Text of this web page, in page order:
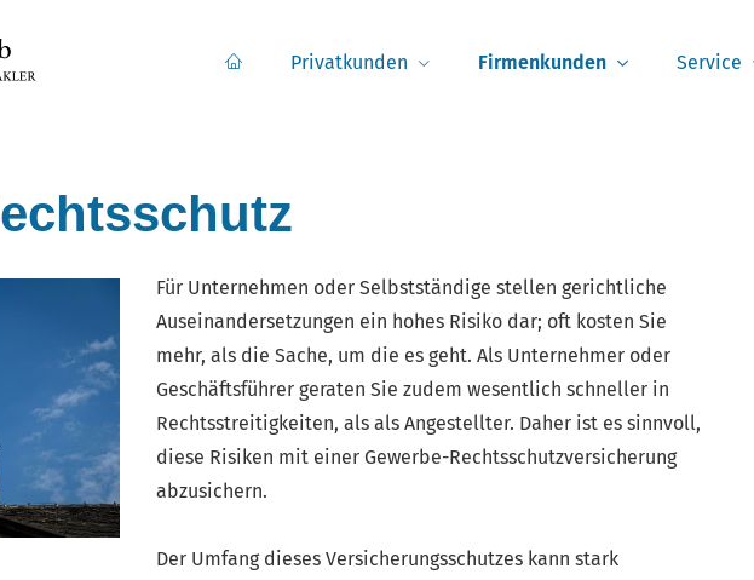
Privatkunden Firmenkunden Service
Für Unternehmen oder Selbstständige stellen gerichtliche
Auseinandersetzungen ein hohes Risiko dar; oft kosten Sie
mehr, als die Sache, um die es geht. Als Unternehmer oder
Geschäftsführer geraten Sie zudem wesentlich schneller in
Rechtsstreitigkeiten, als als Angestellter. Daher ist es sinnvoll,
diese Risiken mit einer Gewerbe-Rechts­schutz­ver­si­che­rung
abzusichern.
Der Umfang dieses Versicherungsschutzes kann stark